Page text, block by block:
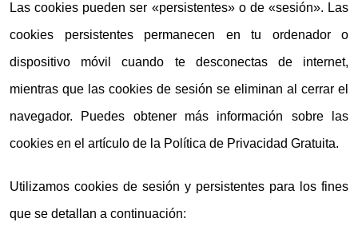
Las cookies pueden ser «persistentes» o de «sesión». Las
cookies persistentes permanecen en tu ordenador o
dispositivo móvil cuando te desconectas de internet,
mientras que las cookies de sesión se eliminan al cerrar el
navegador. Puedes obtener más información sobre las
cookies en el artículo de la Política de Privacidad Gratuita.
Utilizamos cookies de sesión y persistentes para los fines
que se detallan a continuación: